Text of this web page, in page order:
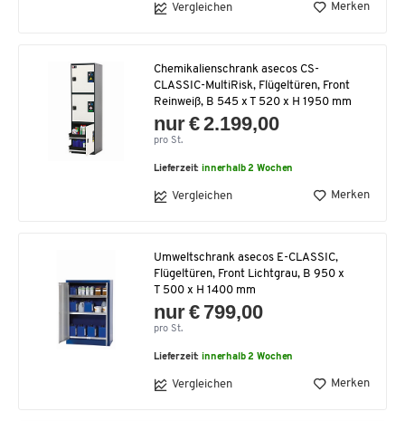
Vergleichen Merken
Chemikalienschrank asecos CS-
CLASSIC-MultiRisk, Flügeltüren, Front
Reinweiß, B 545 x T 520 x H 1950 mm
nur € 2.199,00
pro St.
Lieferzeit:innerhalb 2 Wochen
Vergleichen Merken
Umweltschrank asecos E-CLASSIC,
Flügeltüren, Front Lichtgrau, B 950 x
T 500 x H 1400 mm
nur € 799,00
pro St.
Lieferzeit:innerhalb 2 Wochen
Vergleichen Merken